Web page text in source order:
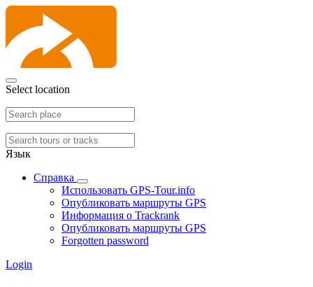
Select location
Язык
Справка
Использовать GPS-Tour.info
Опубликовать маршруты GPS
Информация о Trackrank
Опубликовать маршруты GPS
Forgotten password
Login